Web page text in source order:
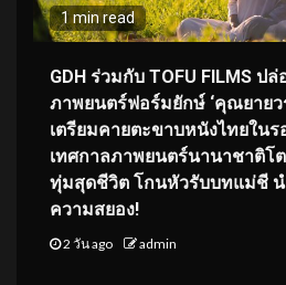
1 min read
GDH ร่วมกับ TOFU FILMS ป
ภาพยนตร์ฟอร์มยักษ์ ‘คุณยายว
เตรียมคายตะขาบหนังไทยใน
เทศกาลภาพยนตร์นานาชาติโ
ทุ่มสุดชีวิต โกนหัวรับบทแม่ชี
ความสยอง!
2 วัน ago admin